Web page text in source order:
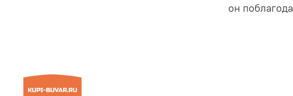
он